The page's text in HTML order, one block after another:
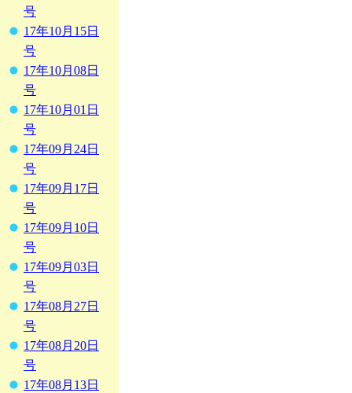
号
17年10月15日
号
17年10月08日
号
17年10月01日
号
17年09月24日
号
17年09月17日
号
17年09月10日
号
17年09月03日
号
17年08月27日
号
17年08月20日
号
17年08月13日